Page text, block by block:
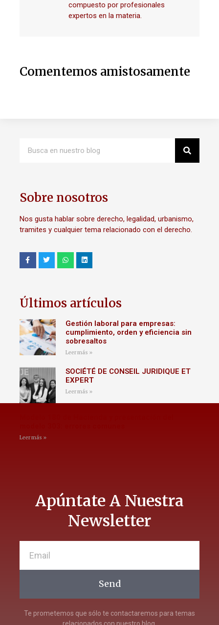
compuesto por profesionales
expertos en la materia.
Comentemos amistosamente
Sobre nosotros
Nos gusta hablar sobre derecho, legalidad, urbanismo,
tramites y cualquier tema relacionado con el derecho.
Últimos artículos
Gestión laboral para empresas:
cumplimiento, orden y eficiencia sin
sobresaltos
Leer más »
SOCIÉTÉ DE CONSEIL JURIDIQUE ET
EXPERT
Leer más »
Leer más »
Apúntate A Nuestra
Newsletter
Send
Te prometemos que sólo te contactaremos para temas
relacionados con nuestro blog.